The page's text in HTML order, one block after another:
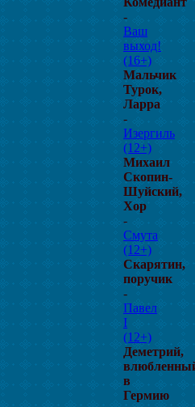
-
Ваш
выход!
(16+)
Мальчик
Турок,
Ларра
-
Изергиль
(12+)
Михаил
Скопин-
Шуйский,
Хор
-
Смута
(12+)
Скарятин,
поручик
-
Павел
I
(12+)
Деметрий,
в
Гермию